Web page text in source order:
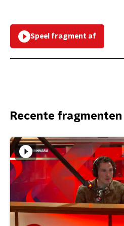
Speel fragment af
Recente fragmenten